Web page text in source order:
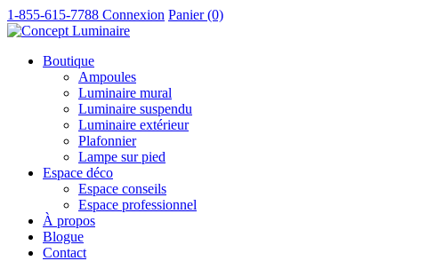
1-855-615-7788 Connexion Panier (0)
Boutique
Ampoules
Luminaire mural
Luminaire suspendu
Luminaire extérieur
Plafonnier
Lampe sur pied
Espace déco
Espace conseils
Espace professionnel
À propos
Blogue
Contact